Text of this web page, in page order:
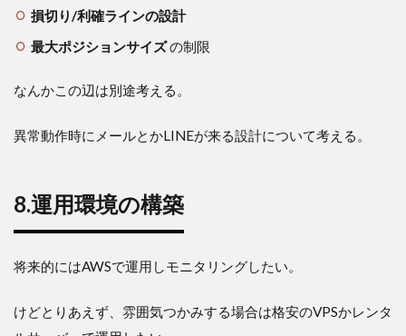
損切り/利確ラインの設計
最大ポジションサイズの制限
なんかこの辺は別途考える。
異常動作時にメールとかLINEが来る設計について考える。
8.運用環境の構築
将来的にはAWSで運用しモニタリングしたい。
けどとりあえず、雰囲気つかみする場合は格安のVPSかレンタ